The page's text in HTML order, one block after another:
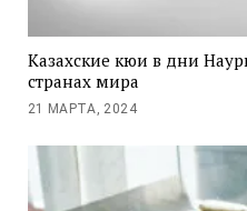
Казахские кюи в дни
странах мира
21 МАРТА, 2024